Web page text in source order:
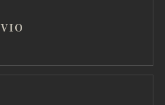
VIO